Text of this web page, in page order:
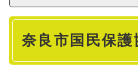
本
奈良市国民保護